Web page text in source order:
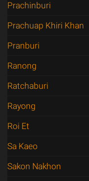
Prachinburi
Prachuap Khiri Khan
Pranburi
Ranong
Ratchaburi
Rayong
Roi Et
Sa Kaeo
Sakon Nakhon